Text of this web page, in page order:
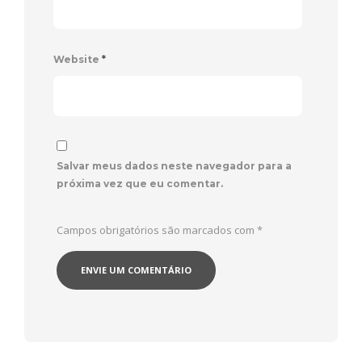
Website *
Salvar meus dados neste navegador para a
próxima vez que eu comentar.
Campos obrigatórios são marcados com *